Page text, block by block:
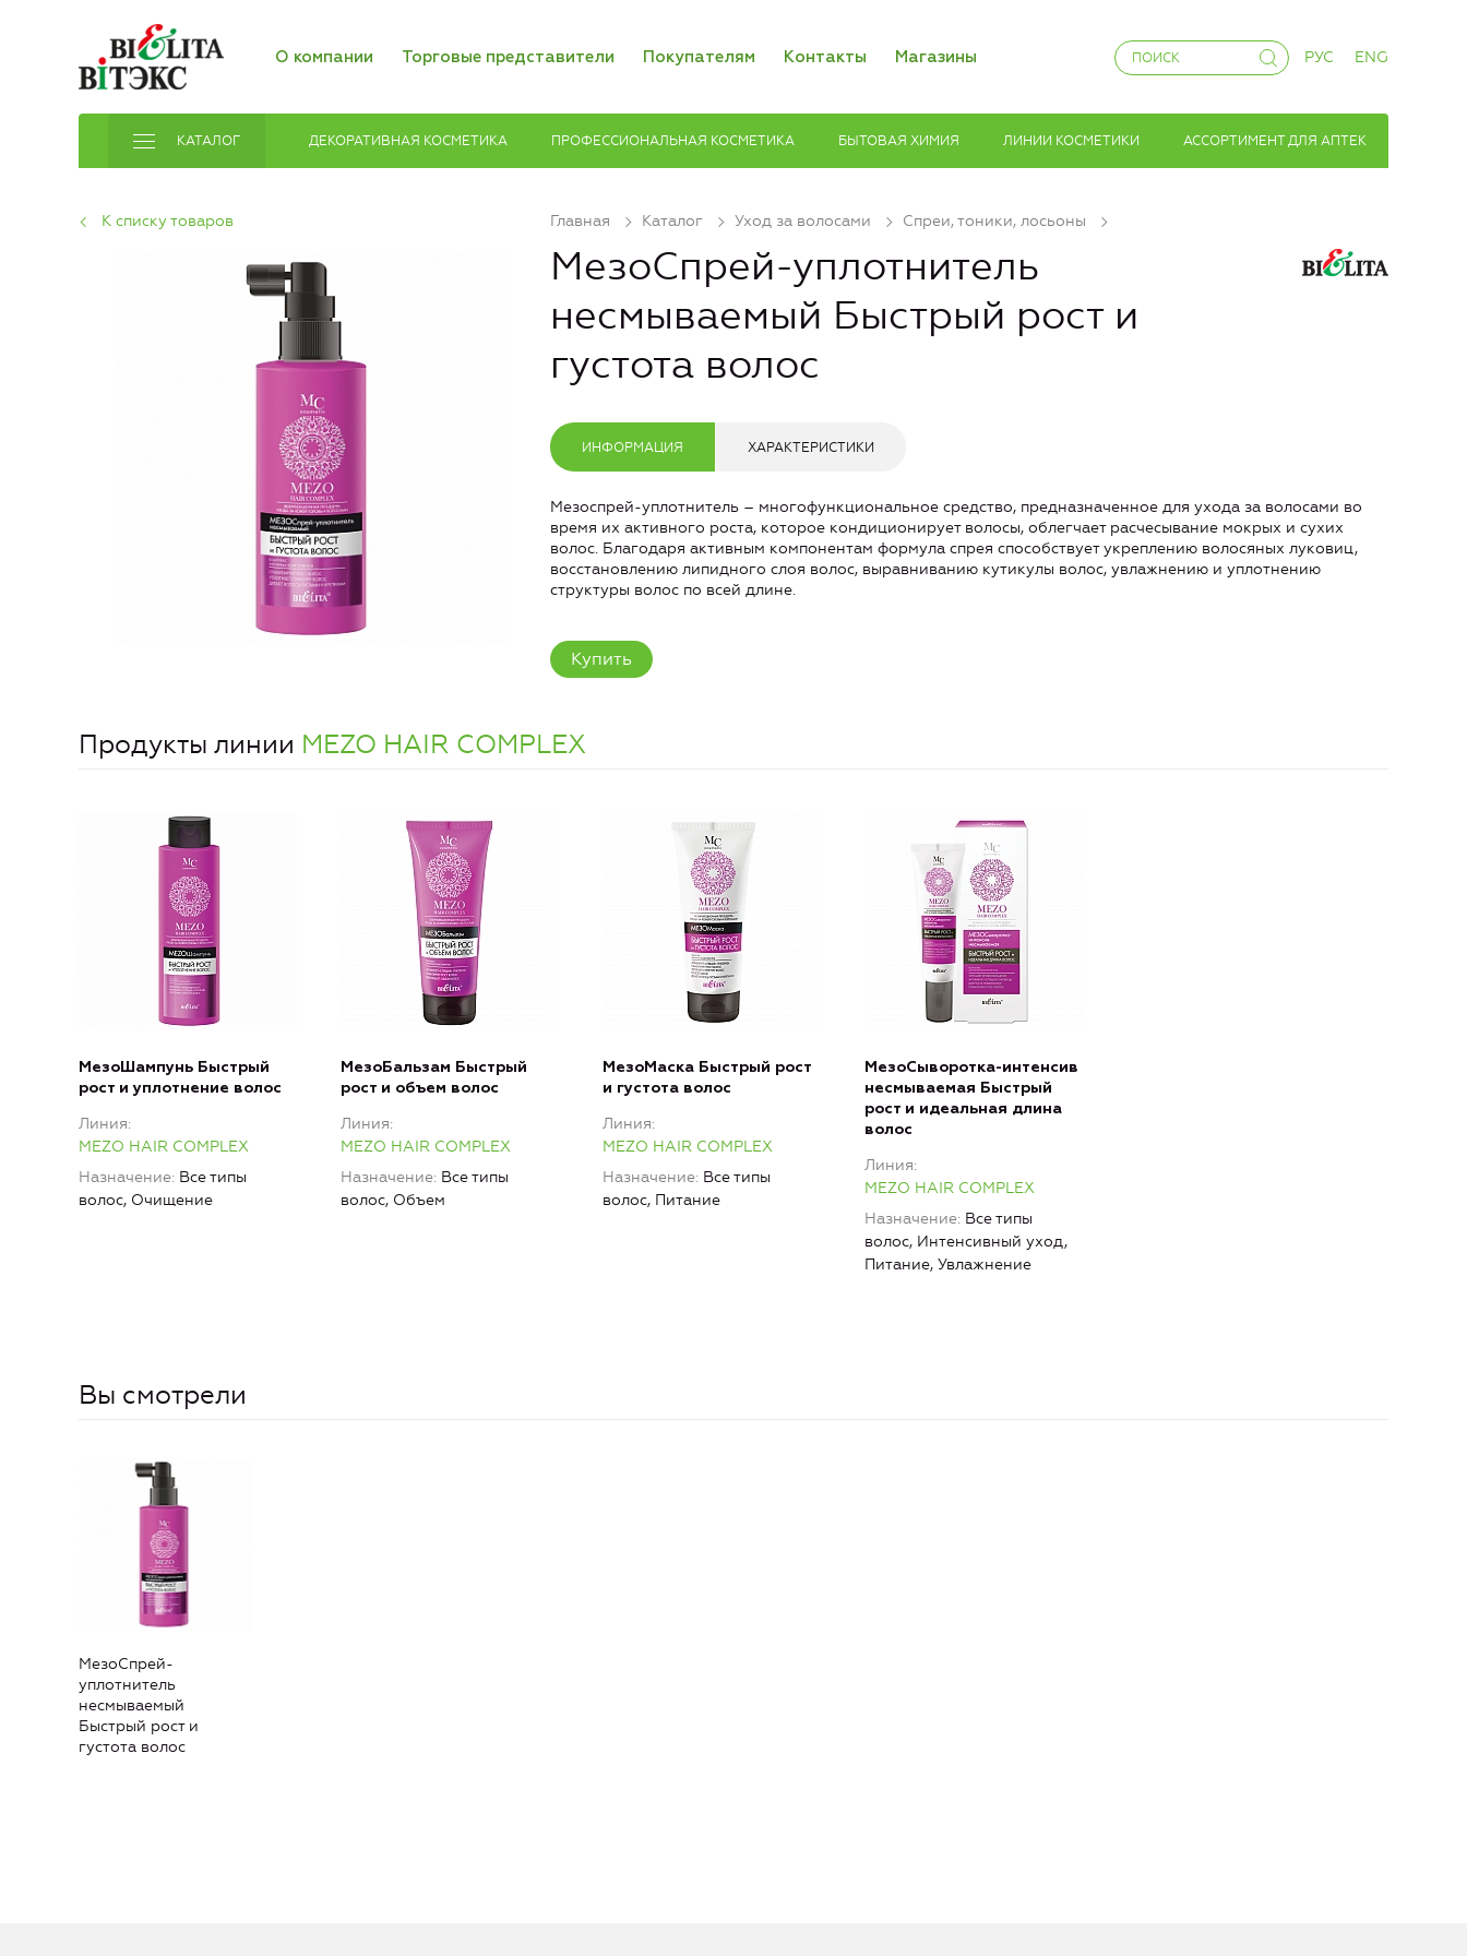
О компании Торговые представители Покупателям Контакты Магазины РУС ENG
КАТАЛОГ ДЕКОРАТИВНАЯ КОСМЕТИКА ПРОФЕССИОНАЛЬНАЯ КОСМЕТИКА БЫТОВАЯ ХИМИЯ ЛИНИИ КОСМЕТИКИ АССОРТИМЕНТ ДЛЯ АПТЕК
Главная Каталог Уход за волосами Спреи, тоники, лосьоны
К списку товаров
МезоСпрей-уплотнитель
несмываемый Быстрый рост и
густота волос
ИНФОРМАЦИЯ ХАРАКТЕРИСТИКИ
Мезоспрей-уплотнитель – многофункциональное средство, предназначенное для ухода за волосами во
время их активного роста, которое кондиционирует волосы, облегчает расчесывание мокрых и сухих
волос. Благодаря активным компонентам формула спрея способствует укреплению волосяных луковиц,
восстановлению липидного слоя волос, выравниванию кутикулы волос, увлажнению и уплотнению
структуры волос по всей длине.
Купить
Продукты линии MEZO HAIR COMPLEX
МезоШампунь Быстрый
рост и уплотнение волос
Линия
MEZO HAIR COMPLEX
Назначение Все типы
волос, Очищение
МезоБальзам Быстрый
рост и объем волос
Линия
MEZO HAIR COMPLEX
Назначение Все типы
волос, Объем
МезоМаска Быстрый рост
и густота волос
Линия
MEZO HAIR COMPLEX
Назначение Все типы
волос, Питание
МезоСыворотка-интенсив
несмываемая Быстрый
рост и идеальная длина
волос
Линия
MEZO HAIR COMPLEX
Назначение Все типы
волос, Интенсивный уход,
Питание, Увлажнение
Вы смотрели
МезоСпрей-
уплотнитель
несмываемый
Быстрый рост и
густота волос